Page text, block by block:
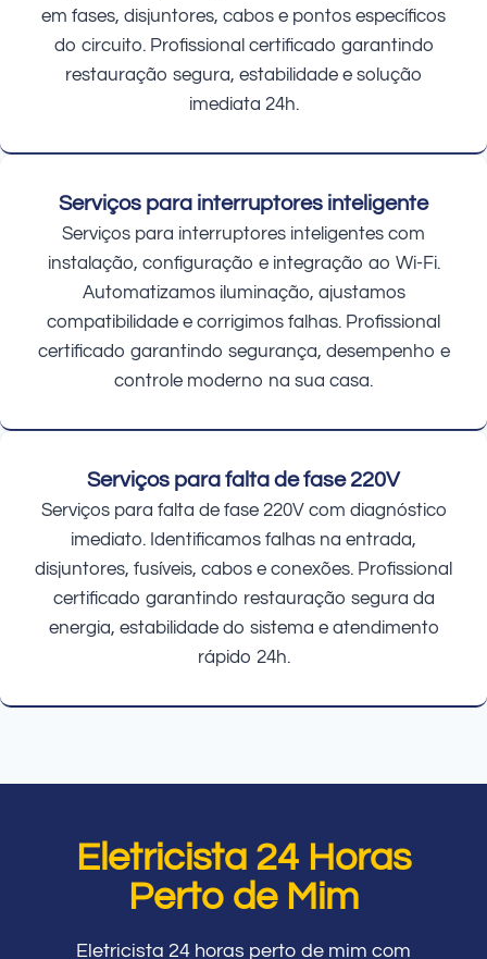
em fases, disjuntores, cabos e pontos específicos
do circuito. Profissional certificado garantindo
restauração segura, estabilidade e solução
imediata 24h.
Serviços para interruptores inteligente
Serviços para interruptores inteligentes com
instalação, configuração e integração ao Wi-Fi.
Automatizamos iluminação, ajustamos
compatibilidade e corrigimos falhas. Profissional
certificado garantindo segurança, desempenho e
controle moderno na sua casa.
Serviços para falta de fase 220V
Serviços para falta de fase 220V com diagnóstico
imediato. Identificamos falhas na entrada,
disjuntores, fusíveis, cabos e conexões. Profissional
certificado garantindo restauração segura da
energia, estabilidade do sistema e atendimento
rápido 24h.
Eletricista 24 Horas
Perto de Mim
Eletricista 24 horas perto de mim com